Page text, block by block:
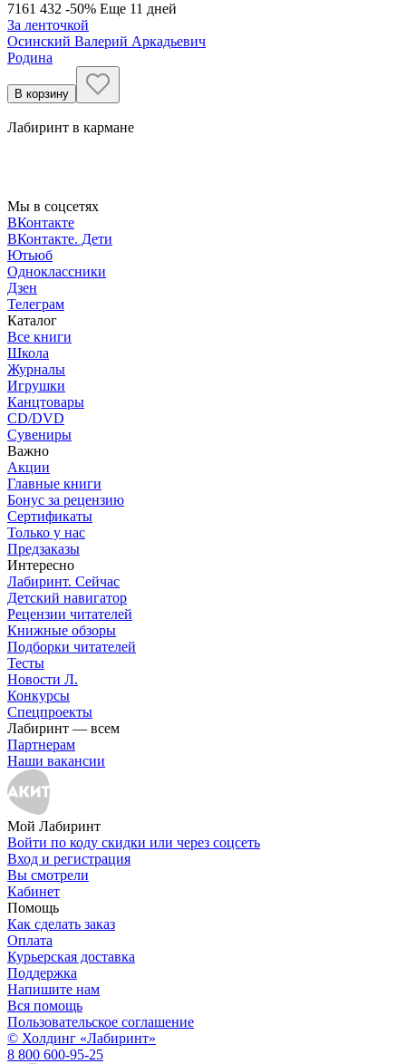
7161 432 -50% Еще 11 дней
За ленточкой
Осинский Валерий Аркадьевич
Родина
В корзину
Лабиринт в кармане
Мы в соцсетях
ВКонтакте
ВКонтакте. Дети
Ютьюб
Одноклассники
Дзен
Телеграм
Каталог
Все книги
Школа
Журналы
Игрушки
Канцтовары
CD/DVD
Сувениры
Важно
Акции
Главные книги
Бонус за рецензию
Сертификаты
Только у нас
Предзаказы
Интересно
Лабиринт. Сейчас
Детский навигатор
Рецензии читателей
Книжные обзоры
Подборки читателей
Тесты
Новости Л.
Конкурсы
Спецпроекты
Лабиринт — всем
Партнерам
Наши вакансии
Мой Лабиринт
Войти по коду скидки или через соцсеть
Вход и регистрация
Вы смотрели
Кабинет
Помощь
Как сделать заказ
Оплата
Курьерская доставка
Поддержка
Напишите нам
Вся помощь
Пользовательское соглашение
© Холдинг «Лабиринт»
8 800 600-95-25